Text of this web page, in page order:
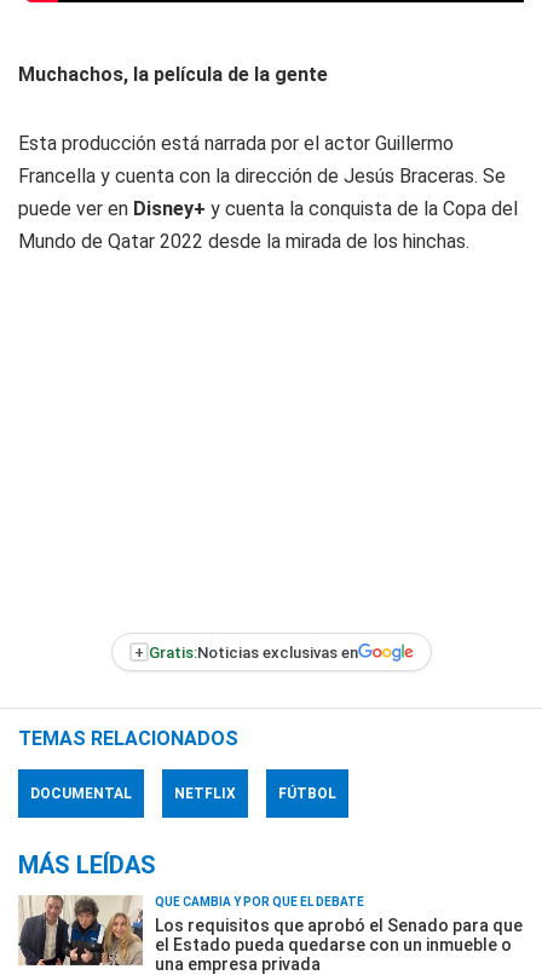
Muchachos, la película de la gente
Esta producción está narrada por el actor Guillermo
Francella y cuenta con la dirección de Jesús Braceras. Se
puede ver en Disney+ y cuenta la conquista de la Copa del
Mundo de Qatar 2022 desde la mirada de los hinchas.
+ Gratis:Noticias exclusivas en
TEMAS RELACIONADOS
DOCUMENTAL NETFLIX FÚTBOL
MÁS LEÍDAS
QUÉ CAMBIA Y POR QUÉ EL DEBATE
Los requisitos que aprobó el Senado para que
el Estado pueda quedarse con un inmueble o
una empresa privada